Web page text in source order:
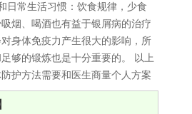
日常生活习惯：饮食规律，少食
烟、喝酒也有益于银屑病的治疗
身体免疫力产生很大的影响，所
够的锻炼也是十分重要的。 以上
护方法需要和医生商量个人方案